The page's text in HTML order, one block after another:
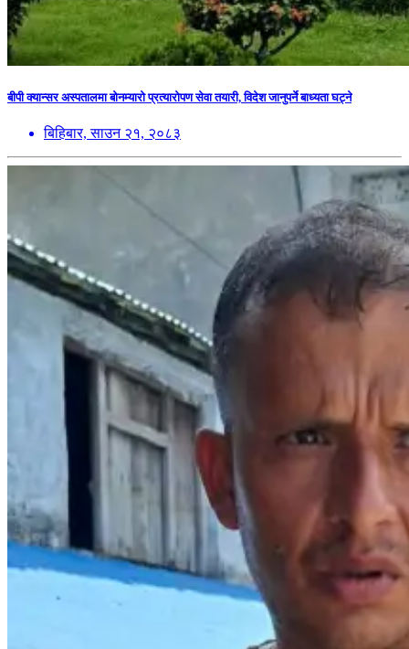
बीपी क्यान्सर अस्पतालमा बोनम्यारो प्रत्यारोपण सेवा तयारी, विदेश जानुपर्ने बाध्यता घट्ने
बिहिबार, साउन २१, २०८३